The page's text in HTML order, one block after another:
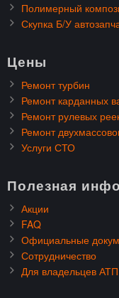
Полимерный
Скупка Б/У
Цены
Ремонт турбин
Ремонт карданных
Ремонт рулевых
Ремонт
Услуги СТО
Полезная
Акции
FAQ
Официальные
Сотрудничество
Для владельцев